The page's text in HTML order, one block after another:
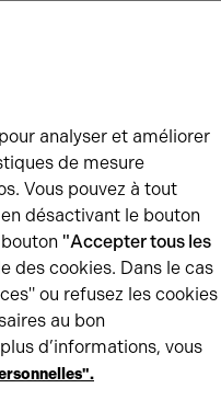
analyser et améliorer
de mesure
Vous pouvez à tout
désactivant le bouton
"Accepter tous les
des cookies. Dans le cas
ou refusez les cookies
au bon
d’informations, vous